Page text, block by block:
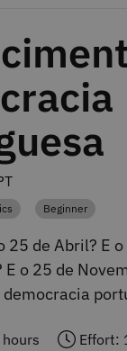
Category
Beginner
25 de Abril? E
E o 25 de
democracia
Effort: